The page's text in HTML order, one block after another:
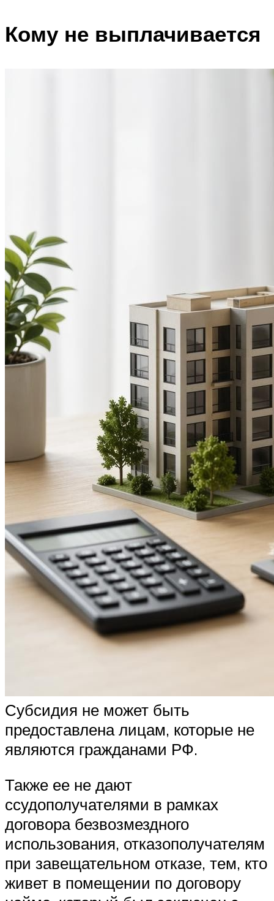
Кому не выплачивается
Субсидия не может быть
предоставлена лицам, которые не
являются гражданами РФ.
Также ее не дают
ссудополучателями в рамках
договора безвозмездного
использования, отказополучателям
при завещательном отказе, тем, кто
живет в помещении по договору